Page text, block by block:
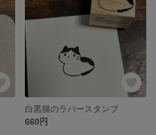
白黒猫のラバースタンプ
660円